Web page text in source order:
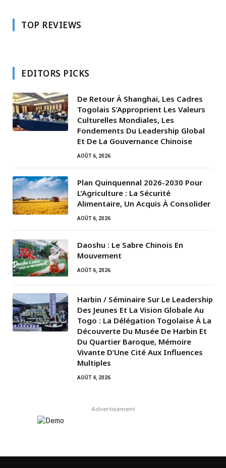
TOP REVIEWS
EDITORS PICKS
De Retour À Shanghai, Les Cadres
Togolais S’Approprient Les Valeurs
Culturelles Mondiales, Les
Fondements Du Leadership Global
Et De La Gouvernance Chinoise
AOÛT 6, 2026
Plan Quinquennal 2026-2030 Pour
L’Agriculture : La Sécurité
Alimentaire, Un Acquis À Consolider
AOÛT 6, 2026
Daoshu : Le Sabre Chinois En
Mouvement
AOÛT 6, 2026
Harbin / Séminaire Sur Le Leadership
Des Jeunes Et La Vision Globale Au
Togo : La Délégation Togolaise À La
Découverte Du Musée De Harbin Et
Du Quartier Baroque, Mémoire
Vivante D’Une Cité Aux Influences
Multiples
AOÛT 4, 2026
Advertisement